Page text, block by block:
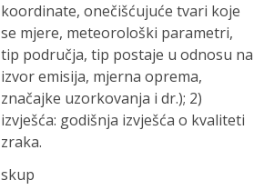
koordinate, onečišćujuće tvari koje
se mjere, meteorološki parametri,
tip područja, tip postaje u odnosu na
izvor emisija, mjerna oprema,
značajke uzorkovanja i dr.); 2)
izvješća: godišnja izvješća o kvaliteti
zraka.
skup